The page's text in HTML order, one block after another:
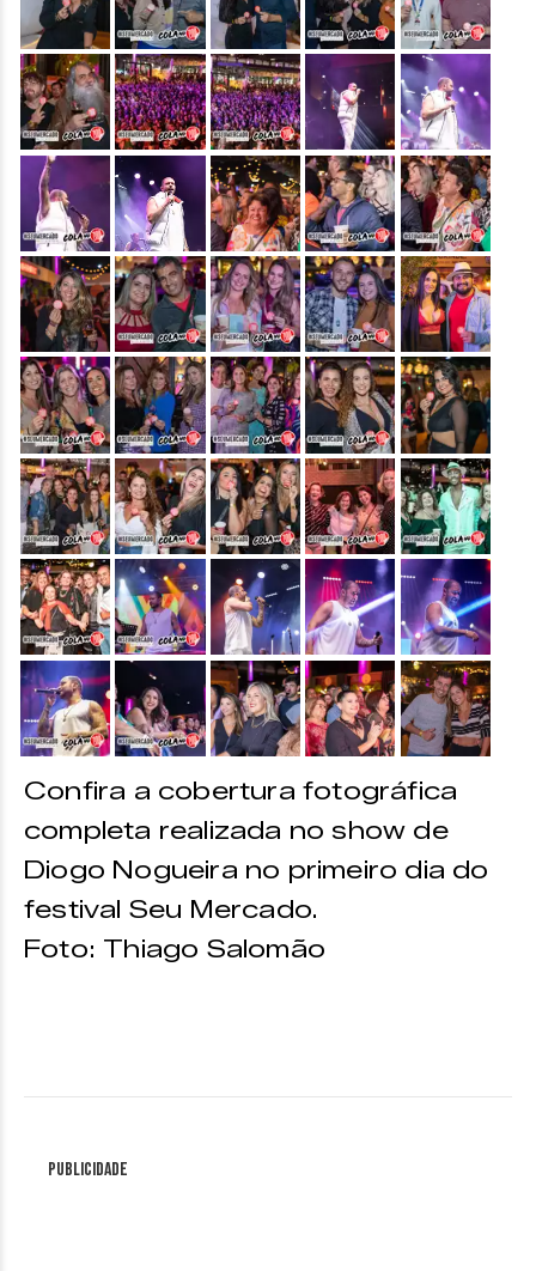
&nbsp; &nbsp; &nbsp; &nbsp; &nbsp;
&nbsp; &nbsp; &nbsp; &nbsp; &nbsp;
&nbsp; &nbsp; &nbsp; &nbsp; &nbsp;
&nbsp; &nbsp; &nbsp; &nbsp; &nbsp;
&nbsp; &nbsp; &nbsp; &nbsp; &nbsp;
&nbsp; &nbsp; &nbsp; &nbsp; &nbsp;
&nbsp; &nbsp; &nbsp; &nbsp; &nbsp;
Confira a cobertura fotográfica
completa realizada no show de
Diogo Nogueira no primeiro dia do
festival Seu Mercado.
Foto: Thiago Salomão
Publicidade